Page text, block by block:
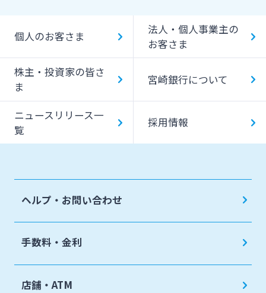
デビットカード
個人のお客さま
法人・個人事業主の
お客さま
株主・投資家の皆さ
ま
宮崎銀行について
ニュースリリース一
覧
採用情報
ヘルプ・お問い合わせ
手数料・金利
店舗・ATM